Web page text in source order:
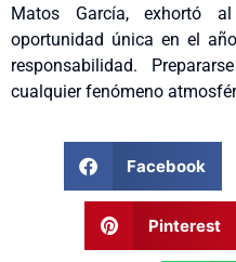
Matos García, exhortó
oportunidad única en el
responsabilidad.
cualquier fenómeno
Facebook
Pinterest